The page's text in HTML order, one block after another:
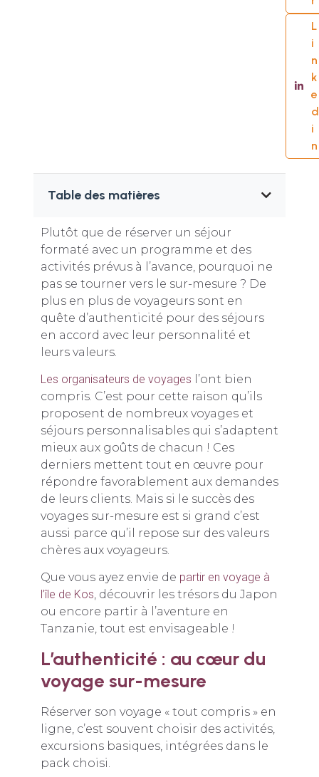
L
i
n
k
e
d
i
n
Table des matières
Plutôt que de réserver un séjour
formaté avec un programme et des
activités prévus à l’avance, pourquoi ne
pas se tourner vers le sur-mesure ? De
plus en plus de voyageurs sont en
quête d’authenticité pour des séjours
en accord avec leur personnalité et
leurs valeurs.
Les organisateurs de voyages l’ont bien
compris. C’est pour cette raison qu’ils
proposent de nombreux voyages et
séjours personnalisables qui s’adaptent
mieux aux goûts de chacun ! Ces
derniers mettent tout en œuvre pour
répondre favorablement aux demandes
de leurs clients. Mais si le succès des
voyages sur-mesure est si grand c’est
aussi parce qu’il repose sur des valeurs
chères aux voyageurs.
Que vous ayez envie de partir en voyage à
l’île de Kos, découvrir les trésors du Japon
ou encore partir à l’aventure en
Tanzanie, tout est envisageable !
L’authenticité : au cœur du
voyage sur-mesure
Réserver son voyage « tout compris » en
ligne, c’est souvent choisir des activités,
excursions basiques, intégrées dans le
pack choisi.